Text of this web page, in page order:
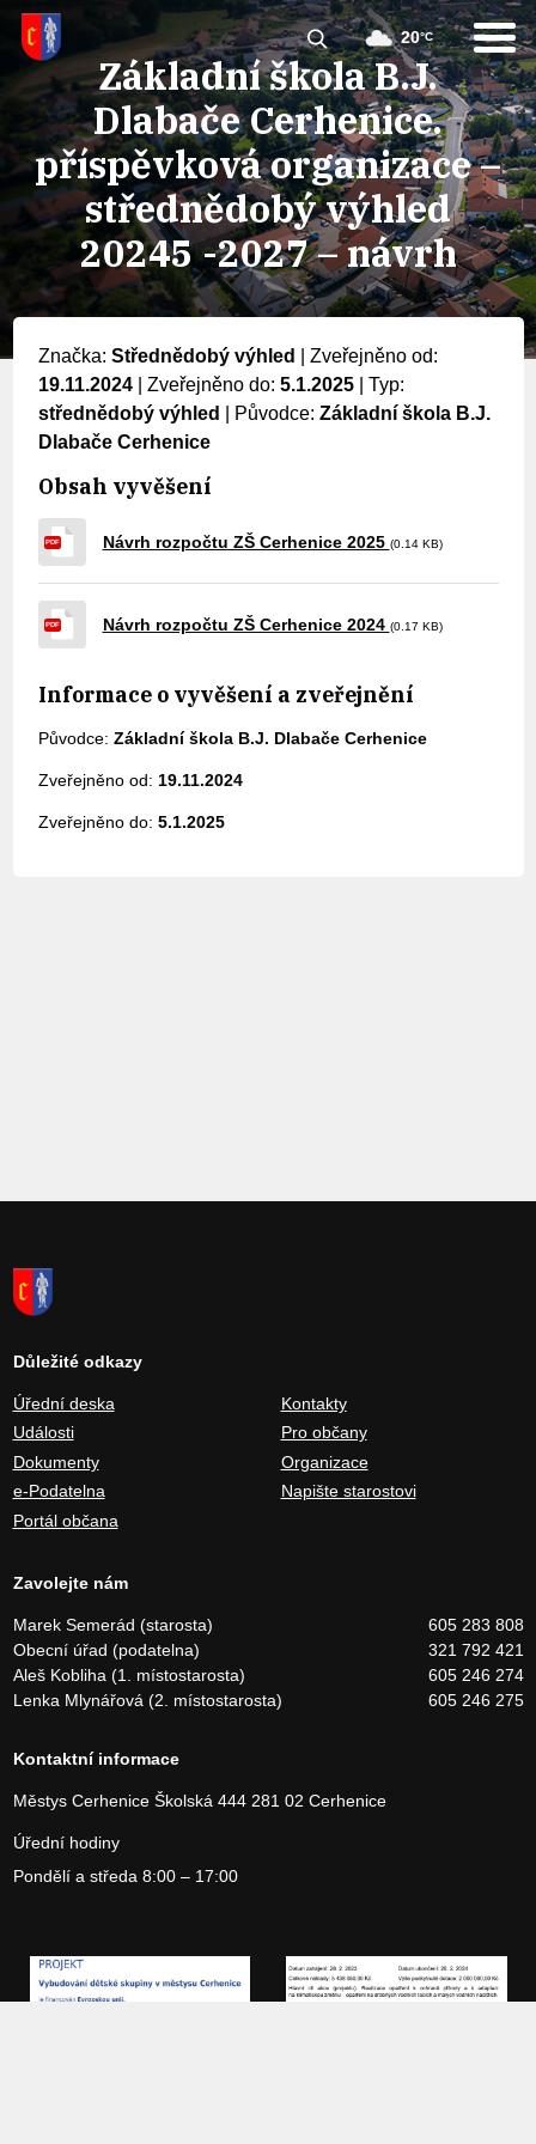
20°C
Základní škola B.J.
Dlabače Cerhenice.
příspěvková organizace –
střednědobý výhled
20245 -2027 – návrh
Značka: Střednědobý výhled
Zveřejněno od:
19.11.2024
Zveřejněno do: 5.1.2025
Typ:
střednědobý výhled
Původce: Základní škola B.J.
Dlabače Cerhenice
Obsah vyvěšení
PDF Návrh rozpočtu ZŠ Cerhenice 2025 (0.14 KB)
PDF Návrh rozpočtu ZŠ Cerhenice 2024 (0.17 KB)
Informace o vyvěšení a zveřejnění
Původce: Základní škola B.J. Dlabače Cerhenice
Zveřejněno od: 19.11.2024
Zveřejněno do: 5.1.2025
Důležité odkazy
Úřední deska
Události
Dokumenty
e-Podatelna
Portál občana
Kontakty
Pro občany
Organizace
Napište starostovi
Zavolejte nám
Marek Semerád (starosta)
605 283 808
Obecní úřad (podatelna)
321 792 421
Aleš Kobliha (1. místostarosta)
605 246 274
Lenka Mlynářová (2. místostarosta)
605 246 275
Kontaktní informace
Městys CerheniceŠkolská 444281 02 Cerhenice
Úřední hodiny
Pondělí a středa 8:00 – 17:00